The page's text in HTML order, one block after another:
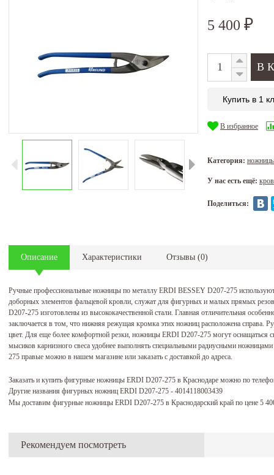
5 400 ₽
Купить в 1
В избранное
Категория:
У нас есть ещё:
Поделиться:
Описание Характеристики Отзывы (0)
Ручные профессиональные ножницы по металлу ERDI BESSEY D207-275
доборных элементов фальцевой кровли, служат для фигурных и малых прямых
D207-275 изготовлены из высококачественной стали. Главная отличительная
заключается в том, что нижняя режущая кромка этих ножниц расположена
цвет. Для еще более комфортной резки, ножницы ERDI D207-275 могут оснащаться
мысиков карнизного свеса удобнее выполнять специальными радиусными ножницами
275 правые можно в нашем магазине или заказать с доставкой до адреса.
Заказать и купить фигурные ножницы ERDI D207-275 в Краснодаре можно по
Другие названия фигурных ножниц ERDI D207-275 - 4014118003439
Мы доставим фигурные ножницы ERDI D207-275 в Краснодарский край по цене 5
Рекомендуем посмотреть